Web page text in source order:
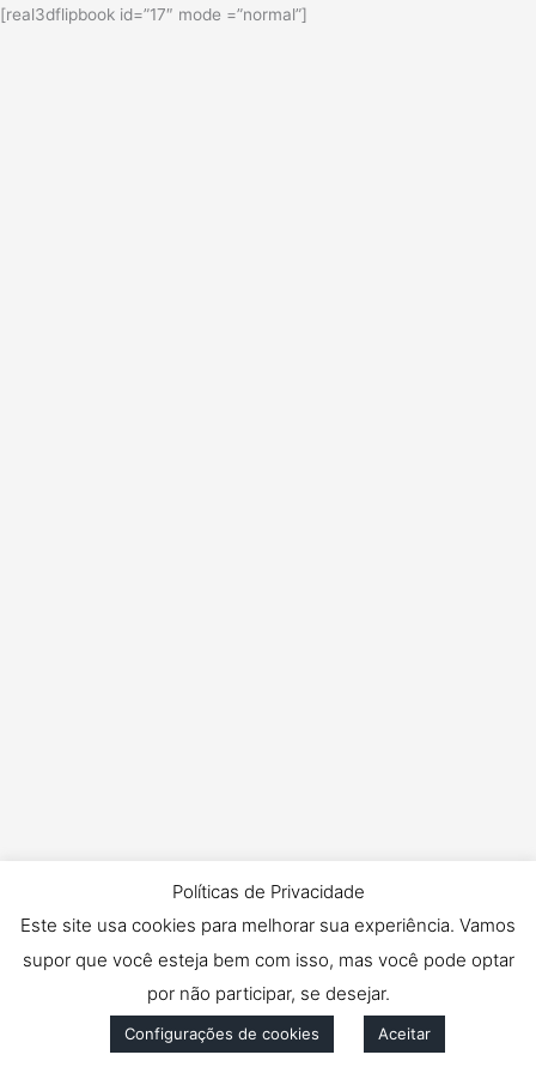
[real3dflipbook id=”17″ mode =”normal”]
Políticas de Privacidade
Este site usa cookies para melhorar sua experiência. Vamos
supor que você esteja bem com isso, mas você pode optar
por não participar, se desejar.
Configurações de cookies Aceitar